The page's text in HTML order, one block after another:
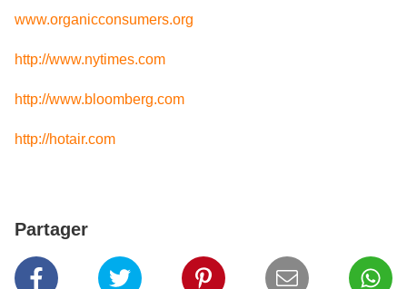
www.organicconsumers.org
http://www.nytimes.com
http://www.bloomberg.com
http://hotair.com
Partager